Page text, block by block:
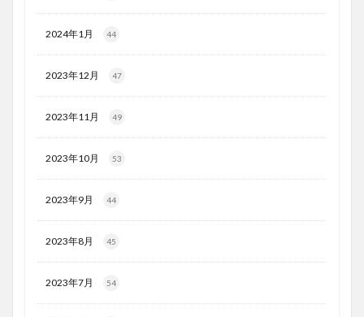
2024年1月 44
2023年12月 47
2023年11月 49
2023年10月 53
2023年9月 44
2023年8月 45
2023年7月 54